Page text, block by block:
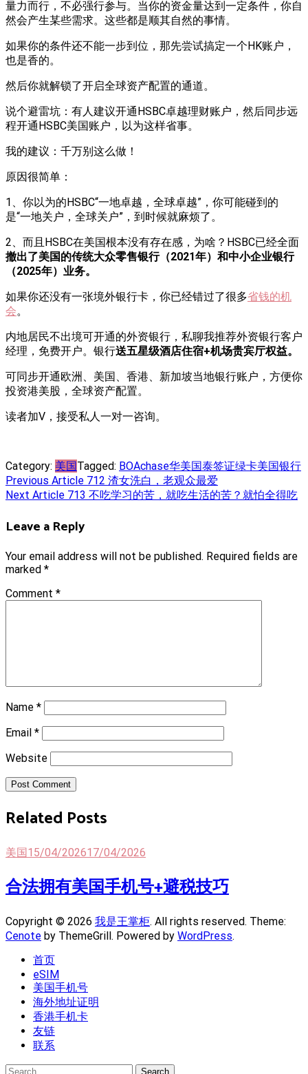
量力而行，不必强行参与。当你的资金量达到一定条件，你自
然会产生某些需求。这些都是顺其自然的事情。
如果你的条件还不能一步到位，那先尝试搞定一个HK账户，
也是香的。
然后你就解锁了开启全球资产配置的通道。
说个避雷坑：有人建议开通HSBC卓越理财账户，然后同步远
程开通HSBC美国账户，以为这样省事。
我的建议：千万别这么做！
原因很简单：
1、你以为的HSBC“一地卓越，全球卓越”，你可能碰到的
是“一地关户，全球关户”，到时候就麻烦了。
2、而且HSBC在美国根本没有存在感，为啥？HSBC已经全面
撤出了美国的传统大众零售银行（2021年）和中小企业银行
（2025年）业务。
如果你还没有一张境外银行卡，你已经错过了很多省钱的机
会。
内地居民不出境可开通的外资银行，私聊我推荐外资银行客户
经理，免费开户。银行送五星级酒店住宿+机场贵宾厅权益。
可同步开通欧洲、美国、香港、新加坡当地银行账户，方便你
投资港美股，全球资产配置。
读者加V，接受私人一对一咨询。
Category: 美国Tagged: BOAchase华美国泰签证绿卡美国银行
Post
Previous Article 712 渣女洗白，老观众最爱
Next Article 713 不吃学习的苦，就吃生活的苦？就怕全得吃
Leave a Reply
Your email address will not be published. Required fields are
marked *
Comment *
Name *
Email *
Website
Post Comment
Related Posts
美国15/04/202617/04/2026
合法拥有美国手机号+避税技巧
Copyright © 2026 我是王掌柜. All rights reserved. Theme:
Cenote by ThemeGrill. Powered by WordPress.
首页
eSIM
美国手机号
海外地址证明
香港手机卡
友链
联系
Search